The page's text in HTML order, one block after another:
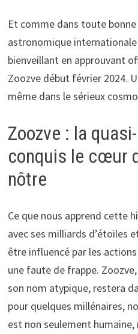
Et comme dans toute
astronomique
bienveillant en approuvant
Zoozve début février 2024.
même dans le sérieux
Zoozve : la
conquis le cœur
nôtre
Ce que nous apprend cette
avec ses milliards d’étoiles
être influencé par les
une faute de frappe.
son nom atypique, restera
pour quelques millénaires,
est non seulement